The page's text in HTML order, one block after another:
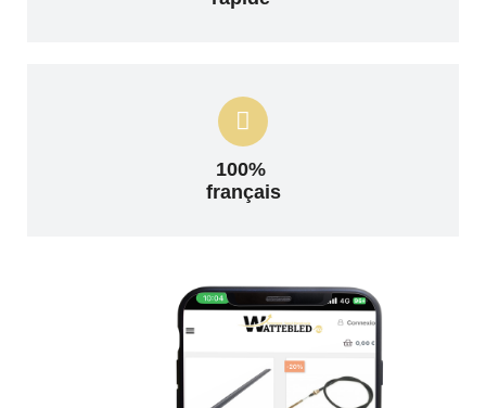
100%
français